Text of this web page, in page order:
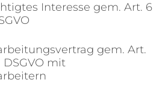
Interesse gem. Art. 6
gem. Art.
DSGVO mit